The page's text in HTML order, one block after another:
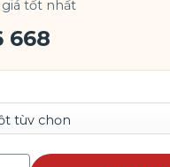
tốt nhất
668